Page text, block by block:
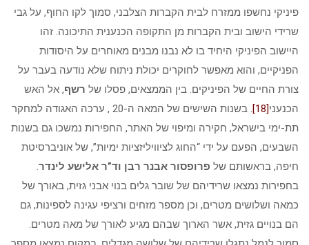
פיניקי נחשפו ממזרח לבית הקברות הצלבני, סמוך לקו החוף, על גבי
שרידי הישוב ובית הקברות מן התקופה הכנענית התיכונה. זהו
היישוב הפיניקי היחיד בו לא נבנו מבנים מאוחרים על היסודות
הפניקיים, והוא מאפשר לחוקרים יכולת ניתוח שלא נודעה בעבר על
צורת החיים של הפיניקים. בין הממצאים, פסלו של רשף, אל האש
הכנעני[18]
. בשנות השישים של המאה ה-20 , ערכה האגודה למחקר
תת-ימי בישראל, חקירה ומיפוי של האתר, החפירות נמשכו גם בשנות
השבעים, הפעם על ידי “החוג לציוויליזציות ימיות”, של אוניברסיטת
חיפה, בראשותם של פרופסור אבנר רבן וד”ר אלישע לינדר.
בחפירות נמצאו שרידיהם של שובר גלים בנוי אבני גזית, באורך של
כמאה ושלושים מטרים, וכן מספר מזחים ורציפי עגינה לספינות, גם
הם בנויים גזית, אשר הארוך שבהם מגיע לאורך של מאה מטרים.